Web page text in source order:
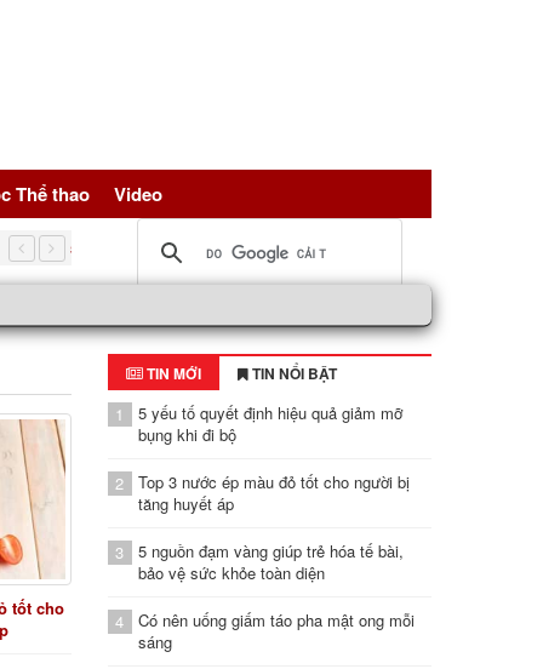
Thể thao Video
5 nguồn đạm vàng giúp trẻ hóa tế bài, bảo vệ sức khỏe toàn
tốt cho
TIN MỚI TIN NỔI BẬT
1
5 yếu tố quyết định hiệu quả giảm mỡ
bụng khi đi bộ
2
Top 3 nước ép màu đỏ tốt cho người bị
tăng huyết áp
3
5 nguồn đạm vàng giúp trẻ hóa tế bài,
bảo vệ sức khỏe toàn diện
4
Có nên uống giấm táo pha mật ong mỗi
sáng